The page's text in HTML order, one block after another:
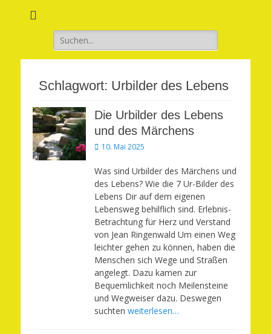
Suchen
nach:
Schlagwort: Urbilder des Lebens
Die Urbilder des Lebens
und des Märchens
Veröffentlicht
10. Mai 2025
Was sind Urbilder des Märchens und
des Lebens? Wie die 7 Ur-Bilder des
Lebens Dir auf dem eigenen
Lebensweg behilflich sind. Erlebnis-
Betrachtung für Herz und Verstand
von Jean Ringenwald Um einen Weg
leichter gehen zu können, haben die
Menschen sich Wege und Straßen
angelegt. Dazu kamen zur
Bequemlichkeit noch Meilensteine
und Wegweiser dazu. Deswegen
suchten weiterlesen…